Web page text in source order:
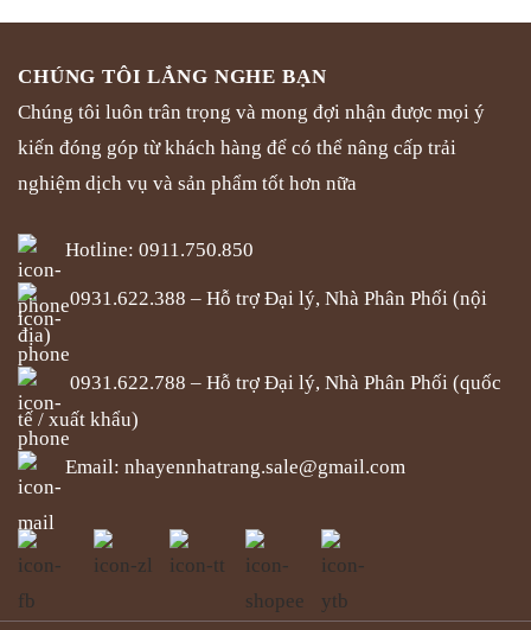
trên
trang
sản
phẩm
thể
chọn
trên
trang
sản
CHÚNG TÔI LẮNG NGHE BẠN
Chúng tôi luôn trân trọng và mong đợi nhận được mọi ý
kiến đóng góp từ khách hàng để có thể nâng cấp trải
nghiệm dịch vụ và sản phẩm tốt hơn nữa
Hotline: 0911.750.850
0931.622.388 – Hỗ trợ Đại lý, Nhà Phân Phối (nội
địa)
0931.622.788 – Hỗ trợ Đại lý, Nhà Phân Phối (quốc
tế / xuất khẩu)
Email: nhayennhatrang.sale@gmail.com